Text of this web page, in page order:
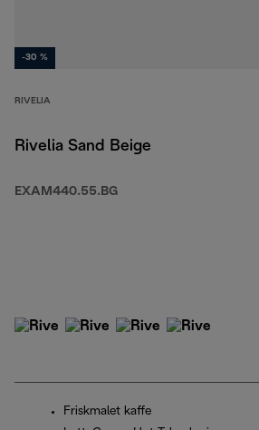
-30 %
RIVELIA
Rivelia Sand Beige
EXAM440.55.BG
Friskmalet kaffe